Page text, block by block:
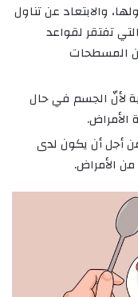
والابتعاد عن تناول
تفتقر لقواعد
المسطحات
لأنّ الجسم في حال
الأمراض.
أجل أن يكون لدى
الأمراض.